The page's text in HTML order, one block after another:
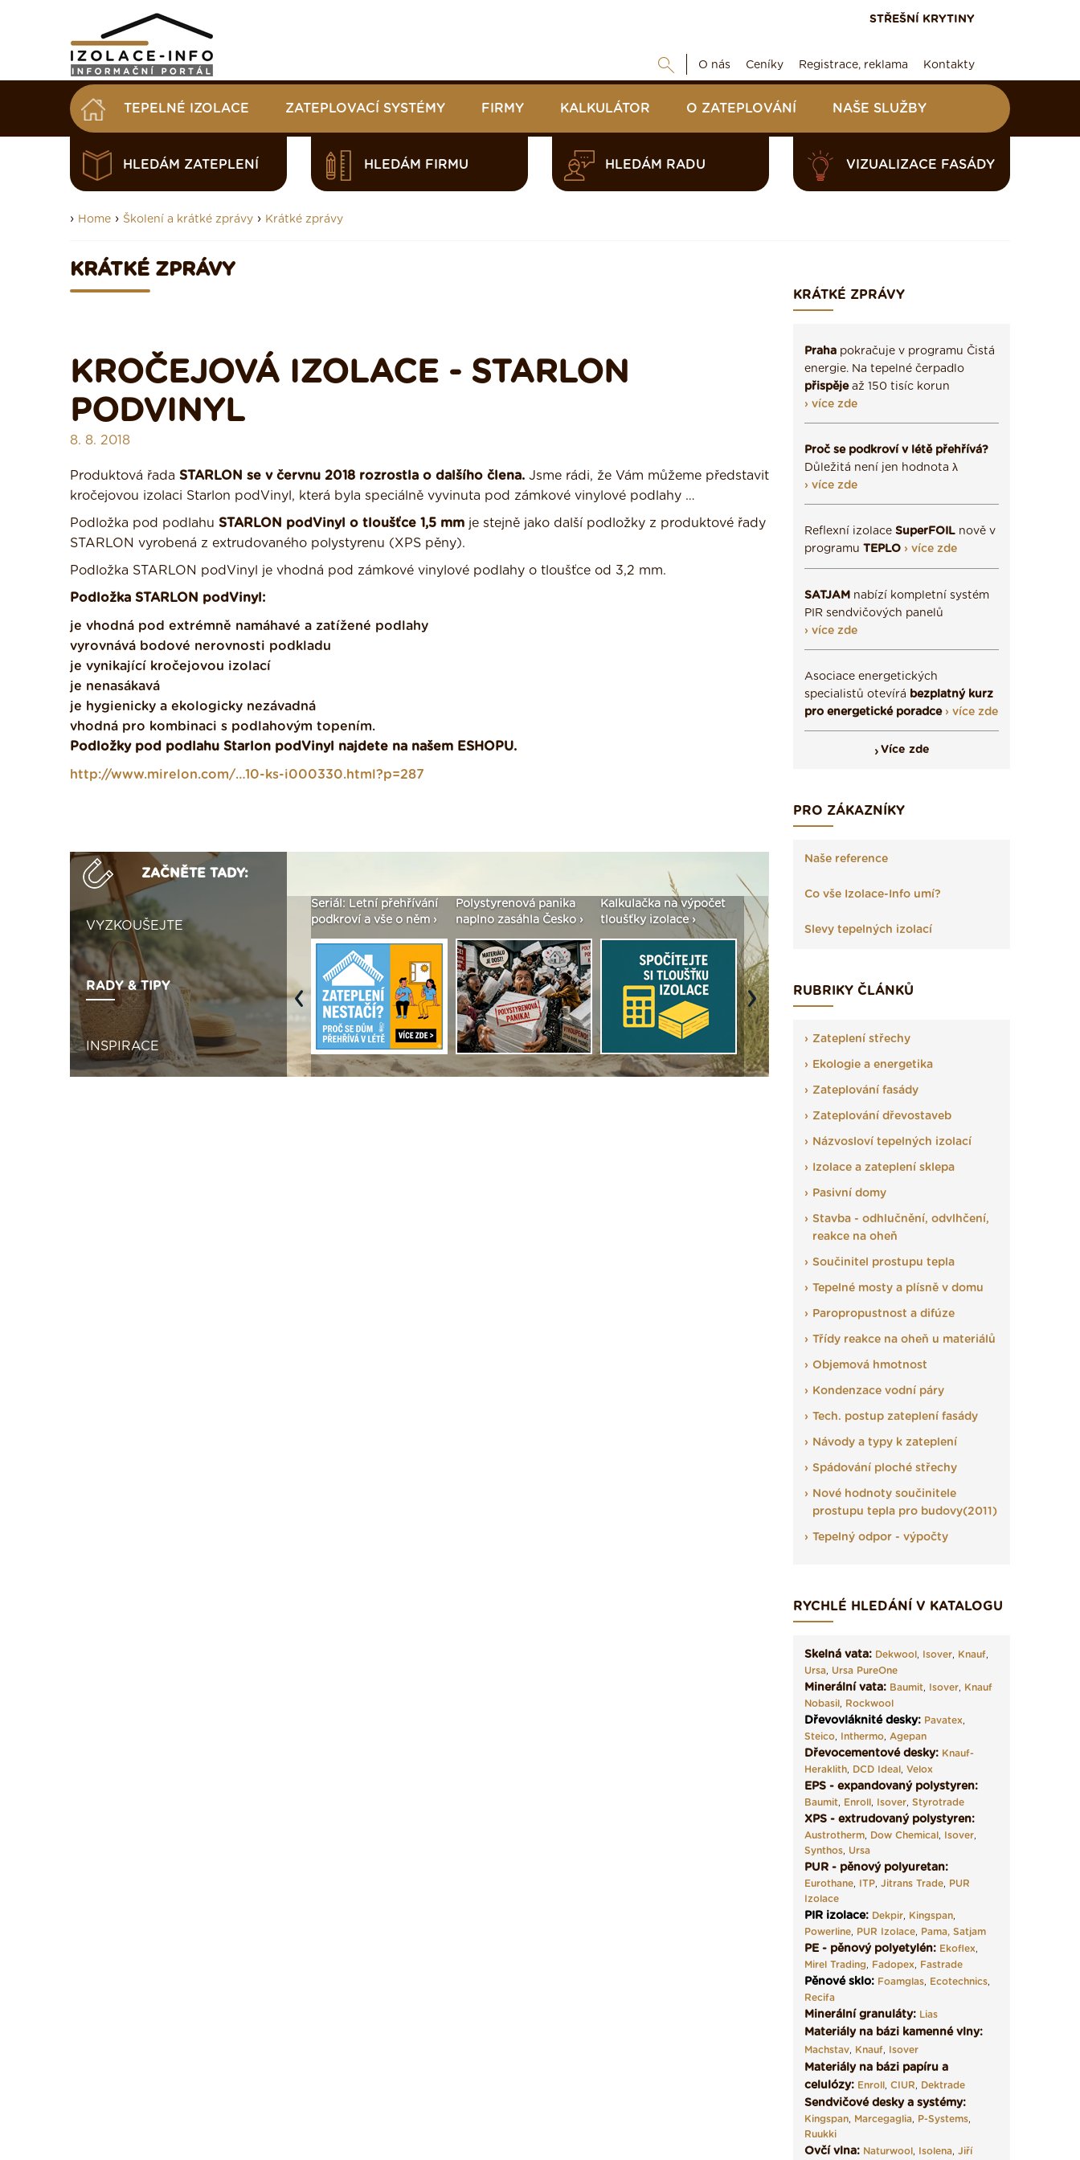
STŘEŠNÍ KRYTINY
O nás Ceníky Registrace, reklama Kontakty
TEPELNÉ IZOLACE ZATEPLOVACÍ SYSTÉMY FIRMY KALKULÁTOR O ZATEPLOVÁNÍ NAŠE SLUŽBY
HLEDÁM ZATEPLENÍ HLEDÁM FIRMU HLEDÁM RADU VIZUALIZACE FASÁDY
› Home › Školení a krátké zprávy › Krátké zprávy
KRÁTKÉ ZPRÁVY
KROČEJOVÁ IZOLACE - STARLON
PODVINYL
8. 8. 2018
Produktová řada STARLON se v červnu 2018 rozrostla o dalšího člena. Jsme rádi, že Vám můžeme představit
kročejovou izolaci Starlon podVinyl, která byla speciálně vyvinuta pod zámkové vinylové podlahy …
Podložka pod podlahu STARLON podVinyl o tloušťce 1,5 mm je stejně jako další podložky z produktové řady
STARLON vyrobená z extrudovaného polystyrenu (XPS pěny).
Podložka STARLON podVinyl je vhodná pod zámkové vinylové podlahy o tloušťce od 3,2 mm.
Podložka STARLON podVinyl:
je vhodná pod extrémně namáhavé a zatížené podlahy
vyrovnává bodové nerovnosti podkladu
je vynikající kročejovou izolací
je nenasákavá
je hygienicky a ekologicky nezávadná
vhodná pro kombinaci s podlahovým topením.
Podložky pod podlahu Starlon podVinyl najdete na našem ESHOPU.
http://www.mirelon.com/…10-ks-i000330.html?p=287
ZAČNĚTE TADY:
VYZKOUŠEJTE
RADY & TIPY
INSPIRACE
Vytvořte si vizualizaci
seženeme! ›
Seriál: Letní přehřívání
podkroví a vše o něm ›
Polystyrenová panika
naplno zasáhla Česko ›
Kalkulačka na výpočet
tloušťky izolace ›
Seriál: Fasády ETICS a
vše podstatné v kostce ›
Previous Next
KRÁTKÉ ZPRÁVY
Praha pokračuje v programu Čistá
energie. Na tepelné čerpadlo
přispějeaž 150 tisíc korun
› více zde
Proč se podkroví v létě přehřívá?
Důležitá není jen hodnota λ
› více zde
Reflexní izolace SuperFOIL nově v
programu TEPLO › více zde
SATJAM nabízí kompletní systém
PIR sendvičových panelů
› více zde
Asociace energetických
specialistů otevírá bezplatný kurz
pro energetické poradce › více zde
Více zde
PRO ZÁKAZNÍKY
Naše reference
Co vše Izolace-Info umí?
Slevy tepelných izolací
RUBRIKY ČLÁNKŮ
Zateplení střechy
Ekologie a energetika
Zateplování fasády
Zateplování dřevostaveb
Názvosloví tepelných izolací
Izolace a zateplení sklepa
Pasivní domy
Stavba - odhlučnění, odvlhčení,
reakce na oheň
Součinitel prostupu tepla
Tepelné mosty a plísně v domu
Paropropustnost a difúze
Třídy reakce na oheň u materiálů
Objemová hmotnost
Kondenzace vodní páry
Tech. postup zateplení fasády
Návody a typy k zateplení
Spádování ploché střechy
Nové hodnoty součinitele
prostupu tepla pro budovy(2011)
Tepelný odpor - výpočty
RYCHLÉ HLEDÁNÍ V KATALOGU
Skelná vata: Dekwool, Isover, Knauf,
Ursa, Ursa PureOne
Minerální vata: Baumit, Isover, Knauf
Nobasil, Rockwool
Dřevovláknité desky: Pavatex,
Steico, Inthermo, Agepan
Dřevocementové desky: Knauf-
Heraklith, DCD Ideal, Velox
EPS - expandovaný polystyren:
Baumit, Enroll, Isover, Styrotrade
XPS - extrudovaný polystyren:
Austrotherm, Dow Chemical, Isover,
Synthos, Ursa
PUR - pěnový polyuretan:
Eurothane, ITP, Jitrans Trade, PUR
Izolace
PIR izolace: Dekpir, Kingspan,
Powerline, PUR Izolace, Pama, Satjam
PE - pěnový polyetylén: Ekoflex,
Mirel Trading, Fadopex, Fastrade
Pěnové sklo: Foamglas, Ecotechnics,
Recifa
Minerální granuláty: Lias
Materiály na bázi kamenné vlny:
Machstav, Knauf, Isover
Materiály na bázi papíru a
celulózy: Enroll, CIUR, Dektrade
Sendvičové desky a systémy:
Kingspan, Marcegaglia, P-Systems,
Ruukki
Ovčí vlna: Naturwool, Isolena, Jiří